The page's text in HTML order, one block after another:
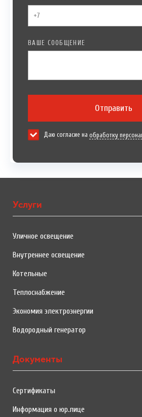
ВАШЕ СООБЩЕНИЕ
Отправить
Даю согласие на обработку
Услуги
Уличное освещение
Внутреннее освещение
Котельные
Теплоснабжение
Экономия электроэнергии
Водородный генератор
Документы
Сертификаты
Информация о юр.лице